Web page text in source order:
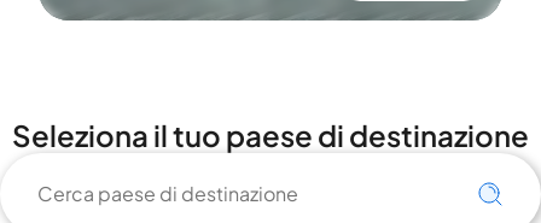
Seleziona il tuo paese di destinazione